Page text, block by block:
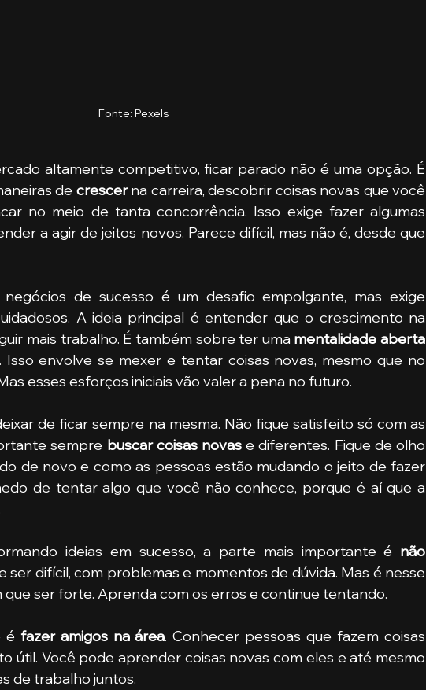
Fonte: Pexels
altamente competitivo, ficar parado não é uma opção. É
de crescer na carreira, descobrir coisas novas que você
no meio de tanta concorrência. Isso exige fazer algumas
a agir de jeitos novos. Parece difícil, mas não é, desde que
negócios de sucesso é um desafio empolgante, mas exige
A ideia principal é entender que o crescimento na
mais trabalho. É também sobre ter uma
envolve se mexer e tentar coisas novas, mesmo que no
esses esforços iniciais vão valer a pena no futuro.
de ficar sempre na mesma. Não fique satisfeito só com as
sempre buscar coisas novas e diferentes. Fique de olho
de novo e como as pessoas estão mudando o jeito de fazer
de tentar algo que você não conhece, porque é aí que a
ideias em sucesso, a parte mais importante é não
ser difícil, com problemas e momentos de dúvida. Mas é nesse
ser forte. Aprenda com os erros e continue tentando.
é fazer amigos na área. Conhecer pessoas que fazem coisas
útil. Você pode aprender coisas novas com eles e até mesmo
de trabalho juntos.